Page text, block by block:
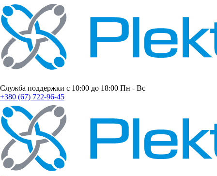
Служба поддержки с 10:00 до 18:00 Пн - Вс
+380 (67) 722-96-45